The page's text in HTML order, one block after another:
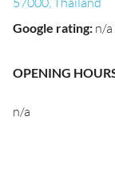
Google rating: n/a
OPENING
n/a